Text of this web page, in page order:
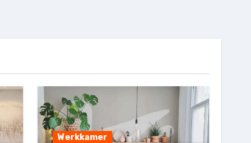
Werkkamer